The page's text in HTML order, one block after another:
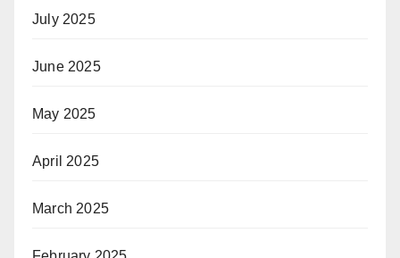
July 2025
June 2025
May 2025
April 2025
March 2025